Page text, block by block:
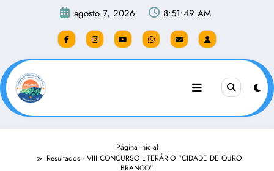
agosto 7, 2026 8:51:50 AM
Página inicial
Resultados - VIII CONCURSO LITERÁRIO “CIDADE DE OURO
BRANCO”